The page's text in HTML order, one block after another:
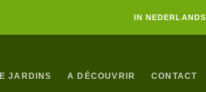
IN NEDERLANDS
JARDINS A DÉCOUVRIR CONTACT